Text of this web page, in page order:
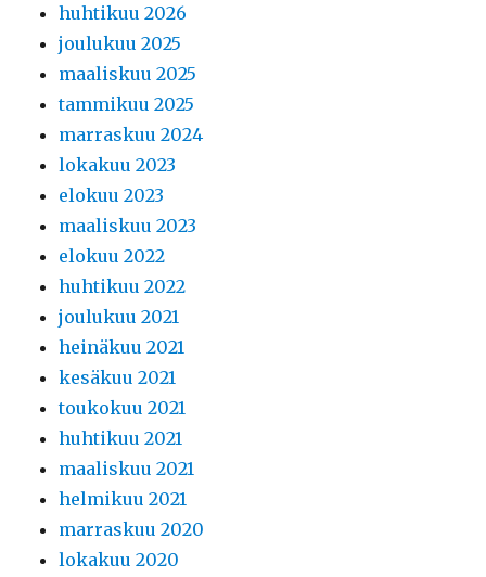
huhtikuu 2026
joulukuu 2025
maaliskuu 2025
tammikuu 2025
marraskuu 2024
lokakuu 2023
elokuu 2023
maaliskuu 2023
elokuu 2022
huhtikuu 2022
joulukuu 2021
heinäkuu 2021
kesäkuu 2021
toukokuu 2021
huhtikuu 2021
maaliskuu 2021
helmikuu 2021
marraskuu 2020
lokakuu 2020